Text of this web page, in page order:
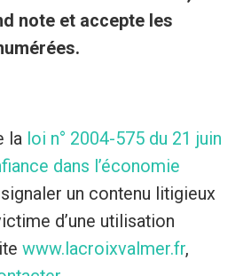
note et accepte les
la loi n° 2004-575 du 21 juin
dans l’économie
un contenu litigieux
d’une utilisation
www.lacroixvalmer.fr,